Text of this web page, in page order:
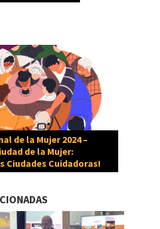
de la Mujer 2024 –
de la Mujer:
Ciudades Cuidadoras!